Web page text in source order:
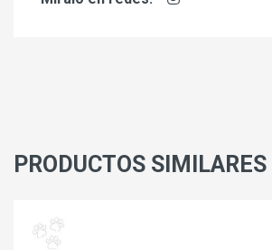
PRODUCTOS SIMILARES